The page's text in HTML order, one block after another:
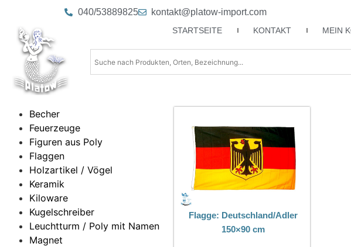
040/53889825 kontakt@platow-import.com
STARTSEITE KONTAKT MEIN
Becher
Feuerzeuge
Figuren aus Poly
Flaggen
Holzartikel / Vögel
Keramik
Kiloware
Kugelschreiber
Leuchtturm / Poly mit Namen
Magnet
Flagge: Deutschland/Adler
150×90 cm